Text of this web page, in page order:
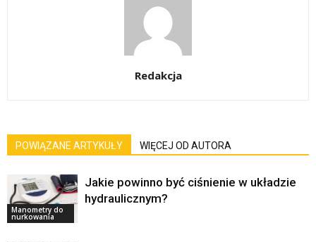
Redakcja
POWIĄZANE ARTYKUŁY WIĘCEJ OD AUTORA
Manometry do
nurkowania
Jakie powinno być ciśnienie w układzie
hydraulicznym?